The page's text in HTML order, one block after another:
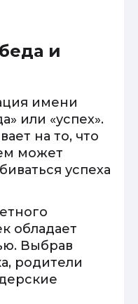
и
имени
или «успех».
на то, что
может
успеха
обладает
Выбрав
родители